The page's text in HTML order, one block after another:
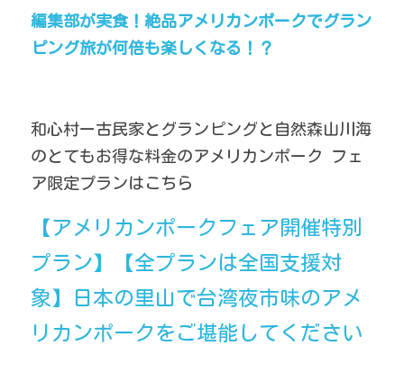
メディア掲載実績
お知らせ
宿泊予約
編集部が実食！絶品アメリカンポークでグラン
ピング旅が何倍も楽しくなる！？
和心村ー古民家とグランピングと自然森山川海
のとてもお得な料金のアメリカンポーク フェ
ア限定プランはこちら
【アメリカンポークフェア開催特別
プラン】【全プランは全国支援対
象】日本の里山で台湾夜市味のアメ
リカンポークをご堪能してください